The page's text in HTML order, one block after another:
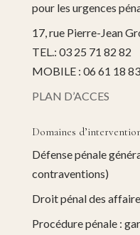
pour les urgences
17, rue Pierre-Jean
TEL.: 03 25 71 82 82
MOBILE : 06 61 18
PLAN D’ACCES
Domaines
Défense pénale
contraventions)
Droit pénal des
Procédure pénale :